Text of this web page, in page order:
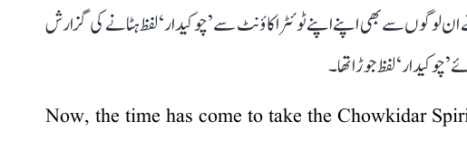
ان لوگوں سے بھی اپنے اپنے ٹوئٹر اکاؤنٹ سے ’چوکیدار‘ لفظ ہٹانے کی گزارش
لفظ جوڑا تھا۔
Now, the time has come to take the Chowkidar